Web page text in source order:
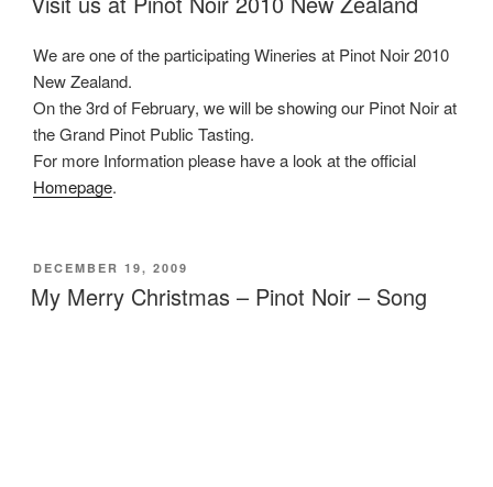
Probepaket.”
We are one of the participating Wineries at Pinot Noir 2010
New Zealand.
On the 3rd of February, we will be showing our Pinot Noir at
the Grand Pinot Public Tasting.
For more Information please have a look at the official
Homepage.
POSTED
ON
DECEMBER 19, 2009
My Merry Christmas – Pinot Noir – Song